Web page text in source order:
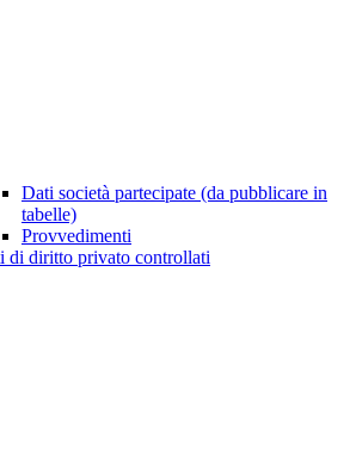
Dati società partecipate (da pubblicare in
tabelle)
Provvedimenti
di diritto privato controllati